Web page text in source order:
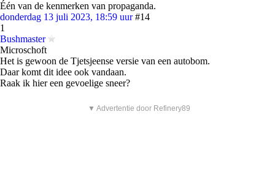
Één van de kenmerken van propaganda.
donderdag 13 juli 2023, 18:59 uur #14
1
Bushmaster
Microschoft
Het is gewoon de Tjetsjeense versie van een autobom.
Daar komt dit idee ook vandaan.
Raak ik hier een gevoelige sneer?
▼ Advertentie door Refinery89